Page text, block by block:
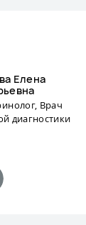
Елена
Врач
диагностики